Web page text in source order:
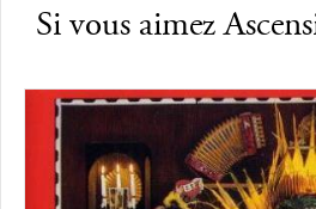
Si vous aimez